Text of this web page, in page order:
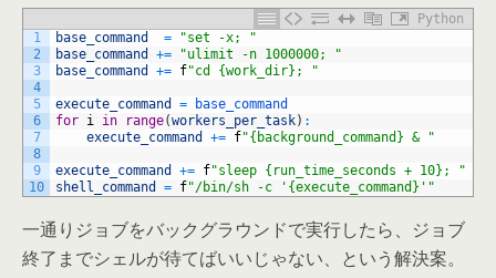
Python
1
2
3
4
5
6
7
8
9
10
base_command =
"set -x; "
base_command
+=
"ulimit -n 1000000; "
base_command
+= f"cd {work_dir}; "
execute_command =
base_command
for i in range(workers_per_task) :
execute_command
+= f"{background_command} & "
execute_command += f"sleep {run_time_seconds + 10}; "
shell_command
= f"/bin/sh -c '{execute_command}'"
一通りジョブをバックグラウンドで実行したら、ジョブ
終了までシェルが待てばいいじゃない、という解決案。